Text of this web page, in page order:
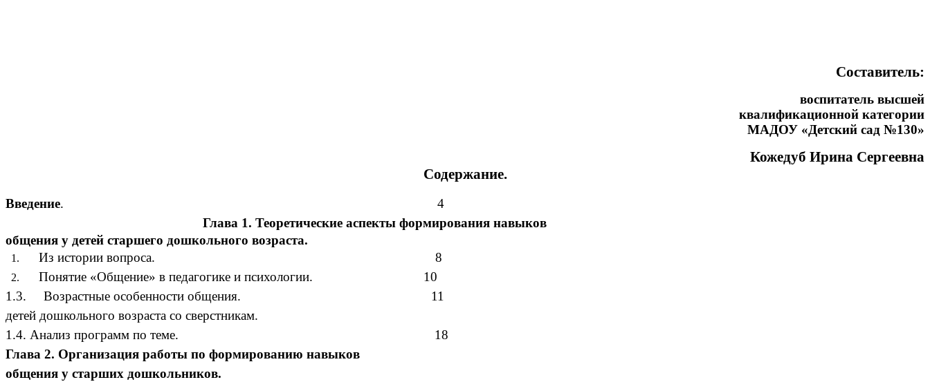
Составитель:
воспитатель высшей
квалификационной категории
МАДОУ «Детский сад №130»
Кожедуб Ирина Сергеевна
Содержание.
Введение. 4
Глава 1. Теоретические аспекты формирования навыков
общения у детей старшего дошкольного возраста.
Из истории вопроса. 8
Понятие «Общение» в педагогике и психологии. 10
1.3. Возрастные особенности общения. 11
детей дошкольного возраста со сверстникам.
1.4. Анализ программ по теме. 18
Глава 2. Организация работы по формированию навыков
общения у старших дошкольников.